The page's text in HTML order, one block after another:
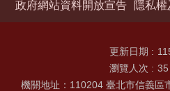
政府網站資料開放宣告
隱私
更新日期
瀏覽人次
35
機關地址：110204 臺北市信義區